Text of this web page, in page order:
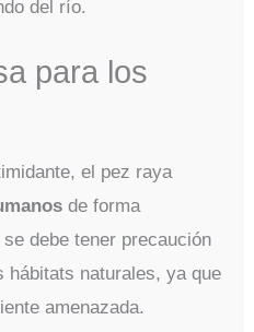
del río.
para los
el pez raya
de forma
debe tener precaución
hábitats naturales, ya que
amenazada.